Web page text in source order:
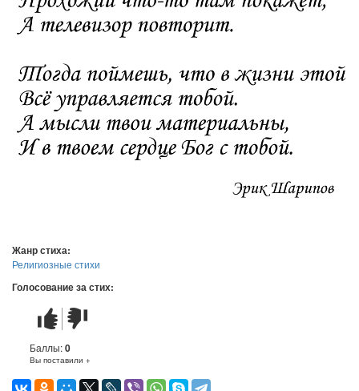
Жанр стиха:
Религиозные стихи
Голосование за стих:
Стих
понравился
Стих
не
понравился
Баллы:0
Вы поставили +